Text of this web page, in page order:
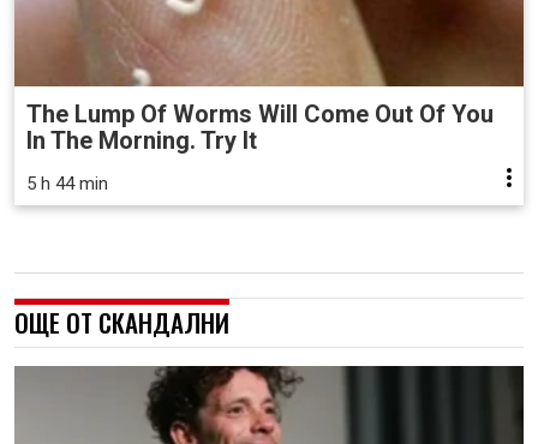
The Lump Of Worms Will Come Out Of You
In The Morning. Try It
5 h 44 min
ОЩЕ ОТ СКАНДАЛНИ